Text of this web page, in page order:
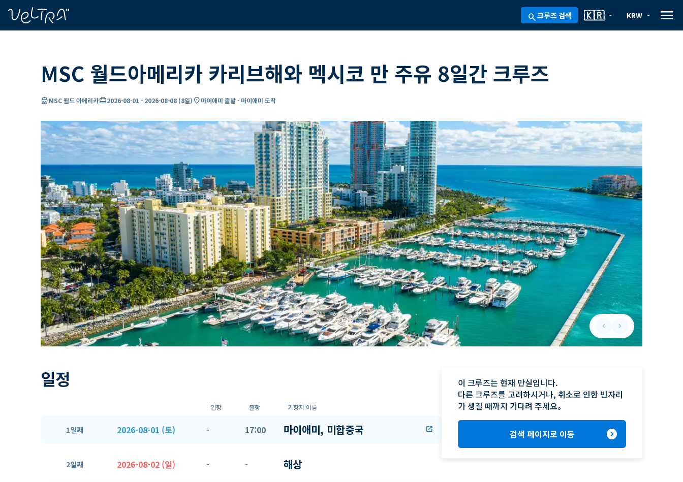
search크루즈 검색 arrow_drop_down
🇰🇷 arrow_drop_down
KRW menu
MSC 월드아메리카 카리브해와 멕시코 만 주유 8일간 크루즈
directions_boatMSC 월드 아메리카card_travel2026-08-01 - 2026-08-08 (8일) location_on마이애미 출발 - 마이애미 도착
keyboard_arrow_leftPrevious slide
keyboard_arrow_rightNext slide
일정
입항 출항 기항지 이름
1일째 2026-08-01 (토) - 17:00 마이애미, 미합중국 open_in_new
2일째 2026-08-02 (일) - - 해상
이 크루즈는 현재 만실입니다.
다른 크루즈를 고려하시거나, 취소로 인한 빈자리
가 생길 때까지 기다려 주세요。
검색 페이지로 이동 expand_circle_right